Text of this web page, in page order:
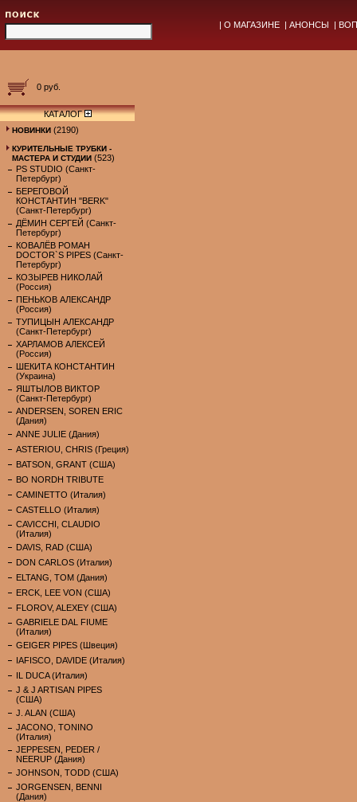
| О МАГАЗИНЕ | АНОНСЫ |
0 руб.
КАТАЛОГ
НОВИНКИ (2190)
КУРИТЕЛЬНЫЕ ТРУБКИ -
МАСТЕРА И СТУДИИ (523)
PS STUDIO (Санкт-
Петербург)
БЕРЕГОВОЙ
КОНСТАНТИН "BERK"
(Санкт-Петербург)
ДЁМИН СЕРГЕЙ (Санкт-
Петербург)
КОВАЛЁВ РОМАН
DOCTOR`S PIPES (Санкт-
Петербург)
КОЗЫРЕВ НИКОЛАЙ
(Россия)
ПЕНЬКОВ АЛЕКСАНДР
(Россия)
ТУПИЦЫН АЛЕКСАНДР
(Санкт-Петербург)
ХАРЛАМОВ АЛЕКСЕЙ
(Россия)
ШЕКИТА КОНСТАНТИН
(Украина)
ЯШТЫЛОВ ВИКТОР
(Санкт-Петербург)
ANDERSEN, SOREN ERIC
(Дания)
ANNE JULIE (Дания)
ASTERIOU, CHRIS (Греция)
BATSON, GRANT (США)
BO NORDH TRIBUTE
CAMINETTO (Италия)
CASTELLO (Италия)
CAVICCHI, CLAUDIO
(Италия)
DAVIS, RAD (США)
DON CARLOS (Италия)
ELTANG, TOM (Дания)
ERCK, LEE VON (США)
FLOROV, ALEXEY (США)
GABRIELE DAL FIUME
(Италия)
GEIGER PIPES (Швеция)
IAFISCO, DAVIDE (Италия)
IL DUCA (Италия)
J & J ARTISAN PIPES
(США)
J. ALAN (США)
JACONO, TONINO
(Италия)
JEPPESEN, PEDER /
NEERUP (Дания)
JOHNSON, TODD (США)
JORGENSEN, BENNI
(Дания)